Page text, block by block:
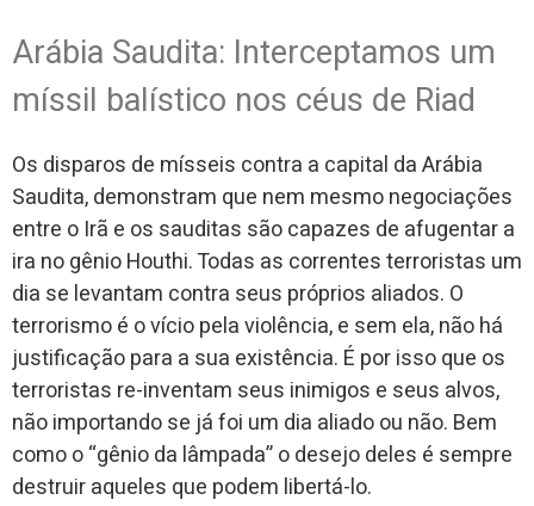
Arábia Saudita: Interceptamos um
míssil balístico nos céus de Riad
Os disparos de mísseis contra a capital da Arábia
Saudita, demonstram que nem mesmo negociações
entre o Irã e os sauditas são capazes de afugentar a
ira no gênio Houthi. Todas as correntes terroristas um
dia se levantam contra seus próprios aliados. O
terrorismo é o vício pela violência, e sem ela, não há
justificação para a sua existência. É por isso que os
terroristas re-inventam seus inimigos e seus alvos,
não importando se já foi um dia aliado ou não. Bem
como o “gênio da lâmpada” o desejo deles é sempre
destruir aqueles que podem libertá-lo.